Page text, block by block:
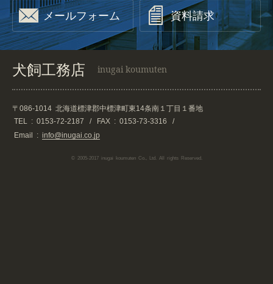
 メールフォーム  資料請求
犬飼工務店 inugai koumuten
〒086-1014 北海道標津郡中標津町東14条南１丁目１番地
TEL : 0153-72-2187 / FAX : 0153-73-3316
/
Email : info@inugai.co.jp
© 2005-2017 inugai koumuten Co., Ltd. All rights Reserved.